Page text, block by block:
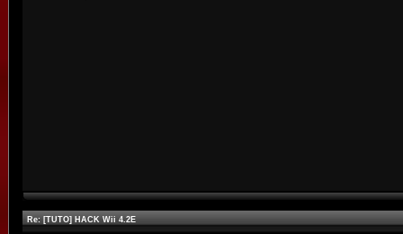
Re: [TUTO] HACK Wii 4.2E